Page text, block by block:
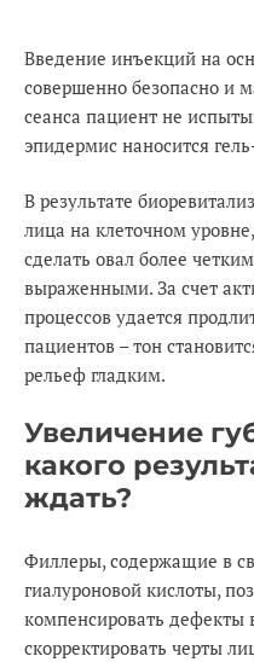
Введение инъекций на
совершенно безопасно и
сеанса пациент не
эпидермис наносится
В результате
лица на клеточном
сделать овал более
выраженными. За счет
процессов удается
пациентов – тон
рельеф гладким.
Увеличение
какого
ждать?
Филлеры, содержащие в
гиалуроновой кислоты,
компенсировать дефекты
скорректировать черты